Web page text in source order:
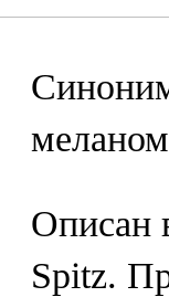
Описан
Spitz.